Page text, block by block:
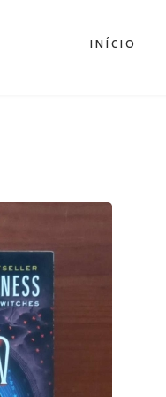
INÍCIO